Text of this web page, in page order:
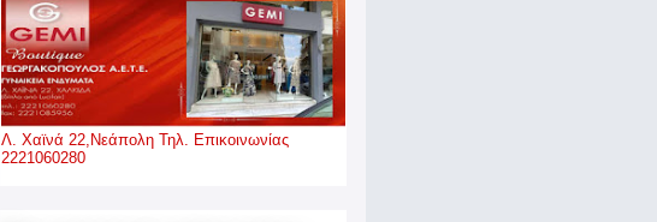
Λ. Χαϊνά 22,Νεάπολη Τηλ. Επικοινωνίας
2221060280